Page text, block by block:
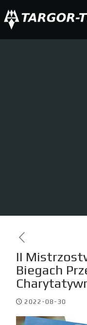
II
Biegach
2022-08-30